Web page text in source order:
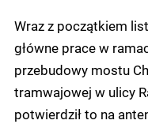
Wraz z początkiem
główne prace w
przebudowy mostu
tramwajowej w ulicy
potwierdził to na